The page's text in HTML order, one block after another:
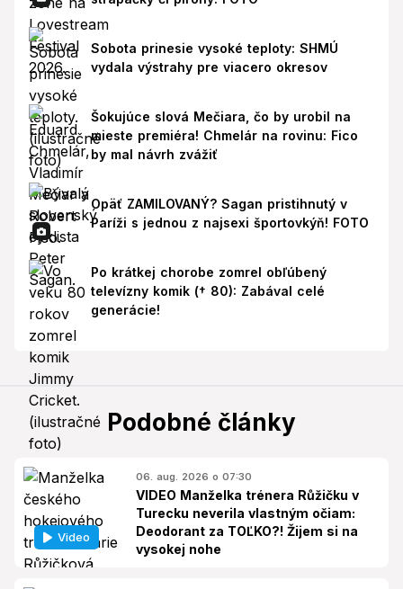
Sobota prinesie vysoké teploty: SHMÚ
vydala výstrahy pre viacero okresov
Šokujúce slová Mečiara, čo by urobil na
mieste premiéra! Chmelár na rovinu: Fico
by mal návrh zvážiť
Opäť ZAMILOVANÝ? Sagan pristihnutý v
Paríži s jednou z najsexi športovkýň! FOTO
Po krátkej chorobe zomrel obľúbený
televízny komik († 80): Zabával celé
generácie!
Podobné články
Video
06. aug. 2026 o 07:30
VIDEO Manželka trénera Růžičku v
Turecku neverila vlastným očiam:
Deodorant za TOĽKO?! Žijem si na
vysokej nohe